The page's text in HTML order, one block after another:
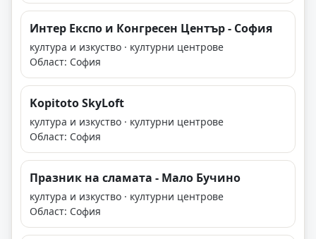
Интер Експо и Конгресен Център - София
култура и изкуство · културни центрове
Област: София
Kopitoto SkyLoft
култура и изкуство · културни центрове
Област: София
Празник на сламата - Мало Бучино
култура и изкуство · културни центрове
Област: София